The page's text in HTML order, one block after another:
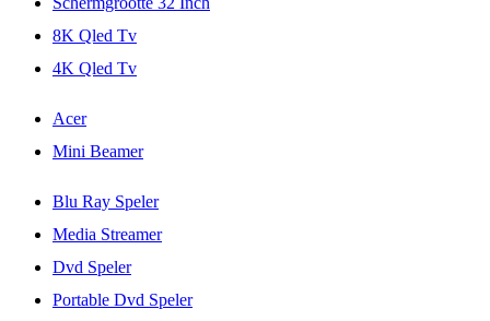
8K Qled Tv
4K Qled Tv
Acer
Mini Beamer
Blu Ray Speler
Media Streamer
Dvd Speler
Portable Dvd Speler